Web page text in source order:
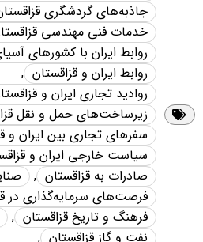
جاذبه‌های گردشگری
خدمات فنی مهندسی
روابط ایران با کشورهای
روابط ایران و قزاقستان ,
روادید تجاری ایران و
زیرساخت‌های حمل و نقل
سفرهای تجاری بین ایران و
سیاست خارجی ایران و
صادرات به قزاقستان ,
فرصت‌های سرمایه‌گذاری در
فرهنگ و تاریخ قزاقستان ,
نفت و گاز قزاقستان ,